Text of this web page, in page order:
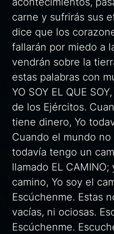
carne y sufrirás sus
dice que los
fallarán por miedo a
vendrán sobre la
estas palabras con
YO SOY EL QUE
de los Ejércitos.
tiene dinero, Yo
Cuando el mundo
todavía tengo un
llamado EL
camino, Yo soy el
Escúchenme. Estas
vacías, ni ociosas.
Escúchenme.